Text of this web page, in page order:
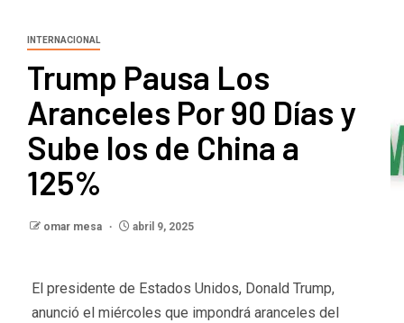
INTERNACIONAL
Trump Pausa Los
Aranceles Por 90 Días y
Sube los de China a
125%
omar mesa abril 9, 2025
El presidente de Estados Unidos, Donald Trump,
anunció el miércoles que impondrá aranceles del